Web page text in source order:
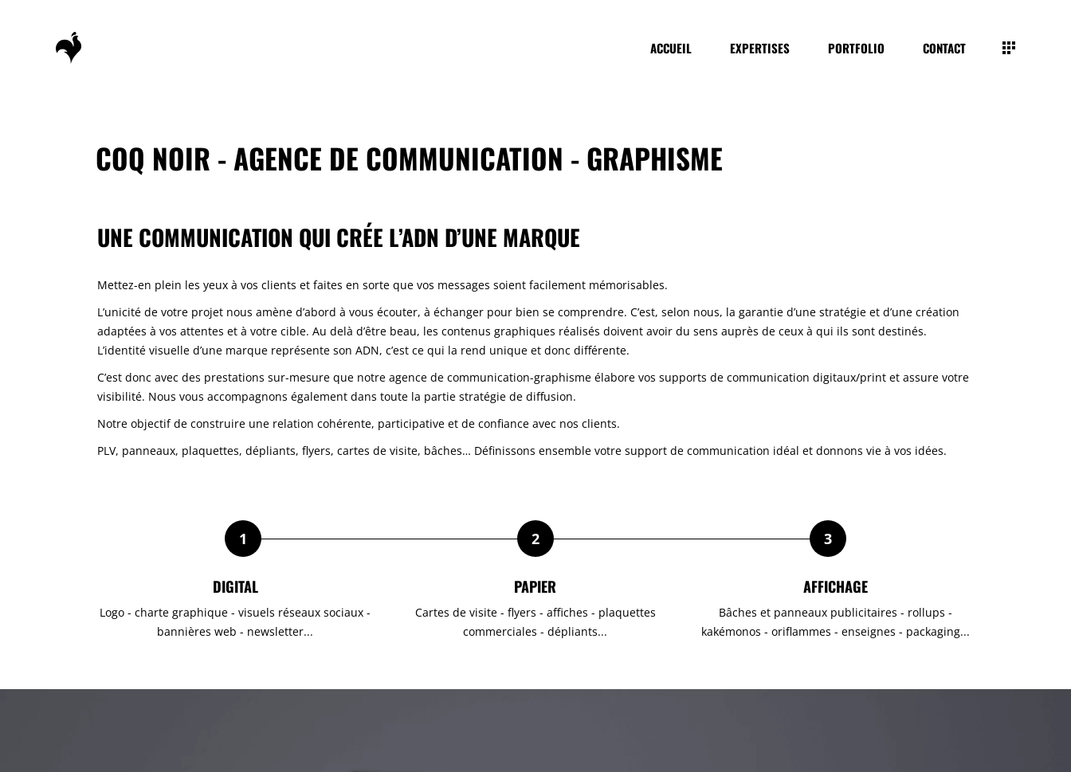
ACCUEIL EXPERTISES PORTFOLIO CONTACT
COQ NOIR - AGENCE DE COMMUNICATION - GRAPHISME
UNE COMMUNICATION QUI CRÉE L’ADN D’UNE MARQUE
Mettez-en plein les yeux à vos clients et faites en sorte que vos messages soient facilement mémorisables.
L’unicité de votre projet nous amène d’abord à vous écouter, à échanger pour bien se comprendre. C’est, selon nous, la garantie d’une stratégie et d’une création
adaptées à vos attentes et à votre cible. Au delà d’être beau, les contenus graphiques réalisés doivent avoir du sens auprès de ceux à qui ils sont destinés.
L’identité visuelle d’une marque représente son ADN, c’est ce qui la rend unique et donc différente.
C’est donc avec des prestations sur-mesure que notre agence de communication-graphisme élabore vos supports de communication digitaux/print et assure votre
visibilité. Nous vous accompagnons également dans toute la partie stratégie de diffusion.
Notre objectif de construire une relation cohérente, participative et de confiance avec nos clients.
PLV, panneaux, plaquettes, dépliants, flyers, cartes de visite, bâches… Définissons ensemble votre support de communication idéal et donnons vie à vos idées.
1 2 3
DIGITAL
Logo - charte graphique - visuels réseaux sociaux -
bannières web - newsletter...
PAPIER
Cartes de visite - flyers - affiches - plaquettes
commerciales - dépliants...
AFFICHAGE
Bâches et panneaux publicitaires - rollups -
kakémonos - oriflammes - enseignes - packaging...